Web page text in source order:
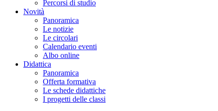
Percorsi di studio
Novità
Panoramica
Le notizie
Le circolari
Calendario eventi
Albo online
Didattica
Panoramica
Offerta formativa
Le schede didattiche
I progetti delle classi